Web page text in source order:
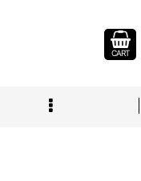
CART